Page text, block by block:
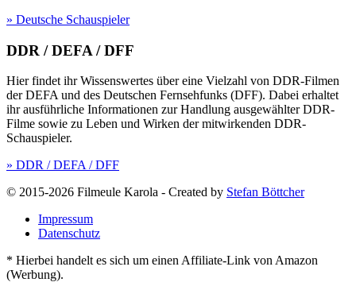
» Deutsche Schauspieler
DDR / DEFA / DFF
Hier findet ihr Wissenswertes über eine Vielzahl von DDR-Filmen
der DEFA und des Deutschen Fernsehfunks (DFF). Dabei erhaltet
ihr ausführliche Informationen zur Handlung ausgewählter DDR-
Filme sowie zu Leben und Wirken der mitwirkenden DDR-
Schauspieler.
» DDR / DEFA / DFF
© 2015-2026 Filmeule Karola - Created by Stefan Böttcher
Impressum
Datenschutz
* Hierbei handelt es sich um einen Affiliate-Link von Amazon
(Werbung).